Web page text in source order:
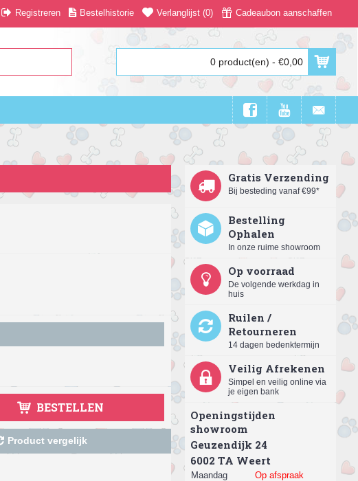
Registreren Bestelhistorie Verlanglijst (0) Cadeaubon aanschaffen
0 product(en) - €0,00
Gratis Verzending
Bij besteding vanaf €99*
Bestelling
Ophalen
In onze ruime showroom
Op voorraad
De volgende werkdag in
huis
Ruilen /
Retourneren
14 dagen bedenktermijn
Veilig Afrekenen
Simpel en veilig online via
je eigen bank
Openingstijden
showroom
Geuzendijk 24
​6002 TA Weert
Maandag
Op afspraak
BESTELLEN
Product vergelijk